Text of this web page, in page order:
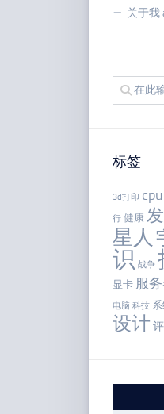
关于我
标签
3d打印 cpu
行 健康
星人
识 战争
显卡 服
电脑 科技
设计